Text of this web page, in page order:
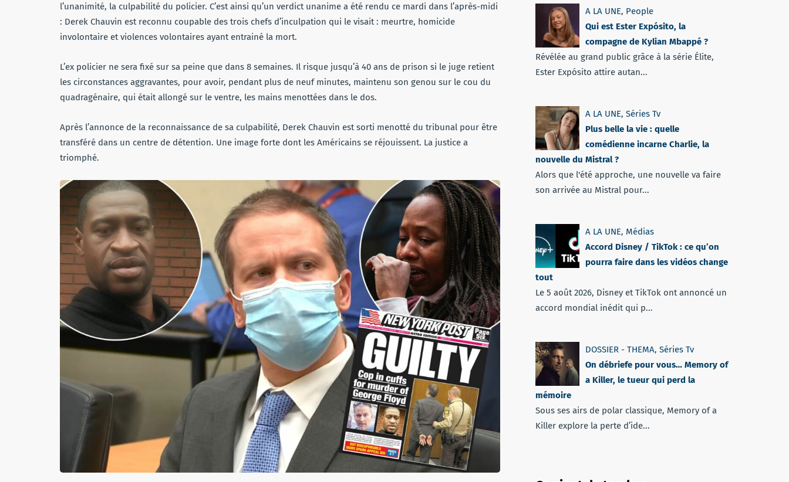
l’unanimité, la culpabilité du policier. C’est ainsi qu’un verdict unanime a été rendu ce mardi dans l’après-midi
: Derek Chauvin est reconnu coupable des trois chefs d’inculpation qui le visait : meurtre, homicide
involontaire et violences volontaires ayant entrainé la mort.
L’ex policier ne sera fixé sur sa peine que dans 8 semaines. Il risque jusqu’à 40 ans de prison si le juge retient
les circonstances aggravantes, pour avoir, pendant plus de neuf minutes, maintenu son genou sur le cou du
quadragénaire, qui était allongé sur le ventre, les mains menottées dans le dos.
Après l’annonce de la reconnaissance de sa culpabilité, Derek Chauvin est sorti menotté du tribunal pour être
transféré dans un centre de détention. Une image forte dont les Américains se réjouissent. La justice a
triomphé.
A LA UNE, People
Qui est Ester Expósito, la
compagne de Kylian Mbappé ?
Révélée au grand public grâce à la série Élite,
Ester Expósito attire autan...
A LA UNE, Séries Tv
Plus belle la vie : quelle
comédienne incarne Charlie, la
nouvelle du Mistral ?
Alors que l'été approche, une nouvelle va faire
son arrivée au Mistral pour...
A LA UNE, Médias
Accord Disney / TikTok : ce qu’on
pourra faire dans les vidéos change
tout
Le 5 août 2026, Disney et TikTok ont annoncé un
accord mondial inédit qui p...
DOSSIER - THEMA, Séries Tv
On débriefe pour vous… Memory of
a Killer, le tueur qui perd la
mémoire
Sous ses airs de polar classique, Memory of a
Killer explore la perte d’ide...